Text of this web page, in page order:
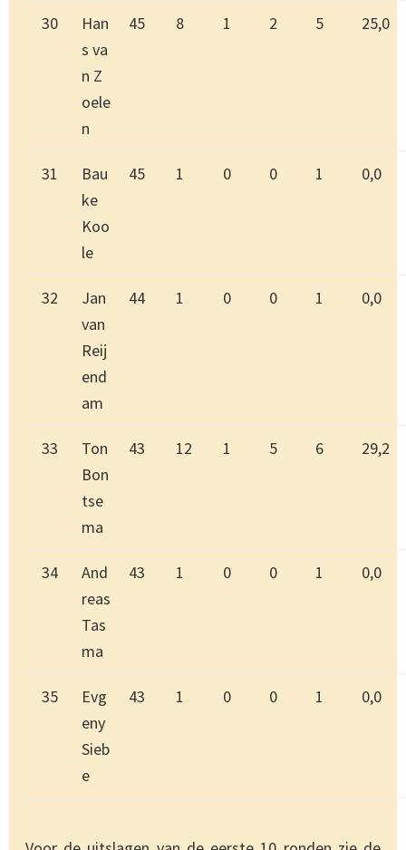
30
Han
s va
n Z
oele
n
45 8 1 2 5 25,0
31
Bau
ke
Koo
le
45 1 0 0 1 0,0
32
Jan
van
Reij
end
am
44 1 0 0 1 0,0
33
Ton
Bon
tse
ma
43 12 1 5 6 29,2
34
And
reas
Tas
ma
43 1 0 0 1 0,0
35
Evg
eny
Sieb
e
43 1 0 0 1 0,0